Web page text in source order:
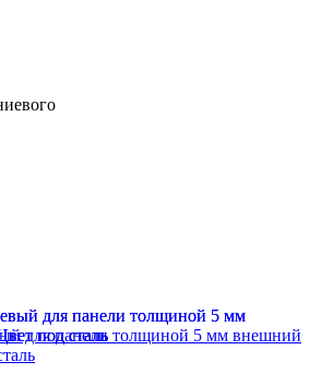
для панели толщиной 5 мм внешний